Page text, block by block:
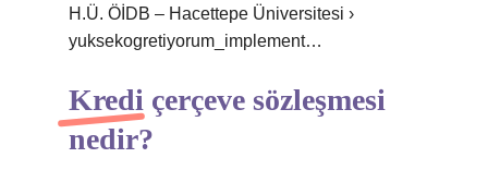
H.Ü. ÖİDB – Hacettepe Üniversitesi ›
yuksekogretiyorum_implement…
Kredi çerçeve sözleşmesi
nedir?